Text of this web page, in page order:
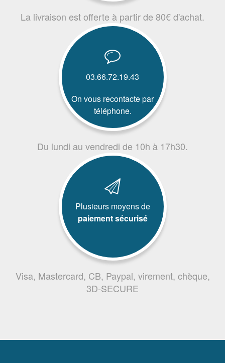
La livraison est offerte à partir de 80€ d'achat.
03.66.72.19.43
On vous recontacte par
téléphone.
Du lundi au vendredi de 10h à 17h30.
Plusieurs moyens de
paiement sécurisé
Visa, Mastercard, CB, Paypal, virement, chèque,
3D-SECURE